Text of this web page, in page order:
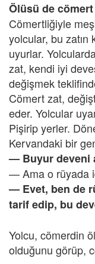
Ölüsü de cömert
Cömertliğiyle
yolcular, bu zatın
uyurlar.
zat, kendi iyi
değişmek
Cömert zat,
eder. Yolcular
Pişirip yerler.
Kervandaki bir
— Buyur deveni
— Ama o rüyada
— Evet, ben de
tarif edip, bu
Yolcu, cömerdin
olduğunu görüp,